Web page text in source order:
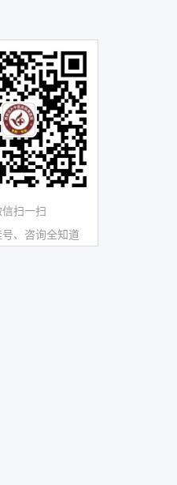
扫一扫
、咨询全知道